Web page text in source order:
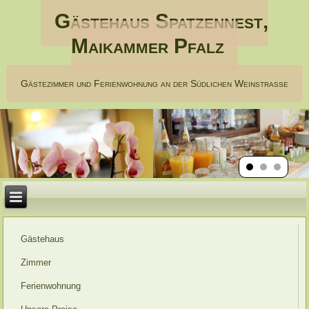
Gästehaus Spatzennest,
Maikammer Pfalz
Gästezimmer und Ferienwohnung an der Südlichen Weinstraße
Gästehaus
Zimmer
Ferienwohnung